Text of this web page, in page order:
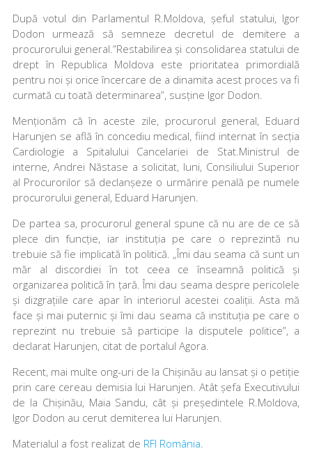
După votul din Parlamentul R.Moldova, șeful statului, Igor
Dodon urmează să semneze decretul de demitere a
procurorului general.”Restabilirea și consolidarea statului de
drept în Republica Moldova este prioritatea primordială
pentru noi și orice încercare de a dinamita acest proces va fi
curmată cu toată determinarea”, susține Igor Dodon.
Menționăm că în aceste zile, procurorul general, Eduard
Harunjen se află în concediu medical, fiind internat în secția
Cardiologie a Spitalului Cancelariei de Stat.Ministrul de
interne, Andrei Năstase a solicitat, luni, Consiliului Superior
al Procurorilor să declanșeze o urmărire penală pe numele
procurorului general, Eduard Harunjen.
De partea sa, procurorul general spune că nu are de ce să
plece din funcție, iar instituția pe care o reprezintă nu
trebuie să fie implicată în politică. „Îmi dau seama că sunt un
măr al discordiei în tot ceea ce înseamnă politică și
organizarea politică în țară. Îmi dau seama despre pericolele
și dizgrațiile care apar în interiorul acestei coaliții. Asta mă
face și mai puternic și îmi dau seama că instituția pe care o
reprezint nu trebuie să participe la disputele politice”, a
declarat Harunjen, citat de portalul Agora.
Recent, mai multe ong-uri de la Chișinău au lansat și o petiție
prin care cereau demisia lui Harunjen. Atât șefa Executivului
de la Chișinău, Maia Sandu, cât și președintele R.Moldova,
Igor Dodon au cerut demiterea lui Harunjen.
Materialul a fost realizat de RFI România